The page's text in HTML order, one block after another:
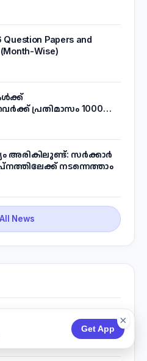
Get App
×
Question Papers and
Wise)
പ്രതിമാസം 1000
'കണക്ട് ടു വർക്ക്'
അറിയാം
അരികിലുണ്ട്: സർക്കാർ
നടന്നെത്താം
News
Wise)